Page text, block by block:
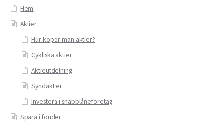
Hem
Aktier
Hur köper man aktier?
Cykliska aktier
Aktieutdelning
Syndaktier
Investera i snabblåneföretag
Spara i fonder